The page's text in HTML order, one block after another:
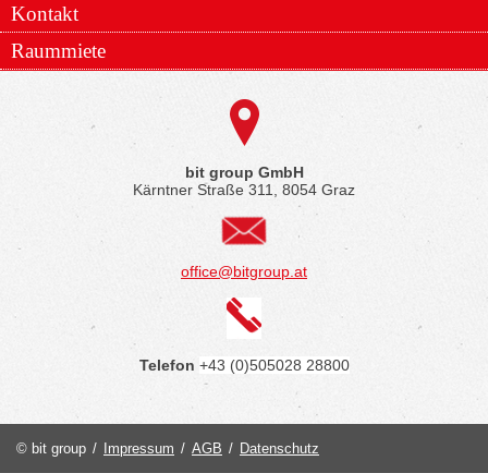
Kontakt
Raummiete
bit group GmbH
Kärntner Straße 311, 8054 Graz
office@bitgroup.at
Telefon +43 (0)505028 28800
© bit group / Impressum / AGB / Datenschutz